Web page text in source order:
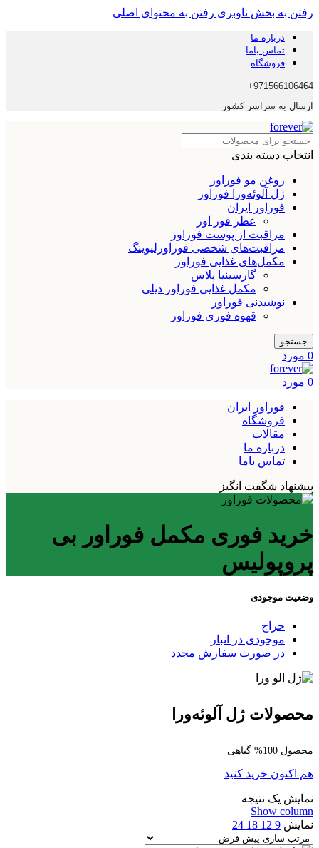
رفتن به بخش ناوبری رفتن به محتوای اصلی
درباره ما
تماس باما
فروشگاه
971566106464+
ارسال به سراسر کشور
انتخاب دسته بندی
روغن مو فوراور
ژل آلوئه‌ورا فوراور
فوراور ایران
عطر فور اور
مراقبت از پوست فوراور
مراقبت‌های شخصی فوراورلیوینگ
مکمل‌های غذایی فوراور
گارسینیا پلاس
مکمل غذایی فوراور دیلی
نوشیدنی فوراور
قهوه فوری فوراور
جستجو
0 مورد
0 مورد
فوراور ایران
فروشگاه
مقالات
درباره ما
تماس باما
پیشنهاد شگفت انگیز
خرید فوری مکمل فوراور بی
پروپولیس
وضعیت موجودی
حراج
موجودی در انبار
در صورت سفارش مجدد
محصولات ژل آلوئه‌ورا
محصول 100% گیاهی
هم اکنون خرید کنید
نمایش یک نتیجه
Show column
نمایش 9
12
18
24